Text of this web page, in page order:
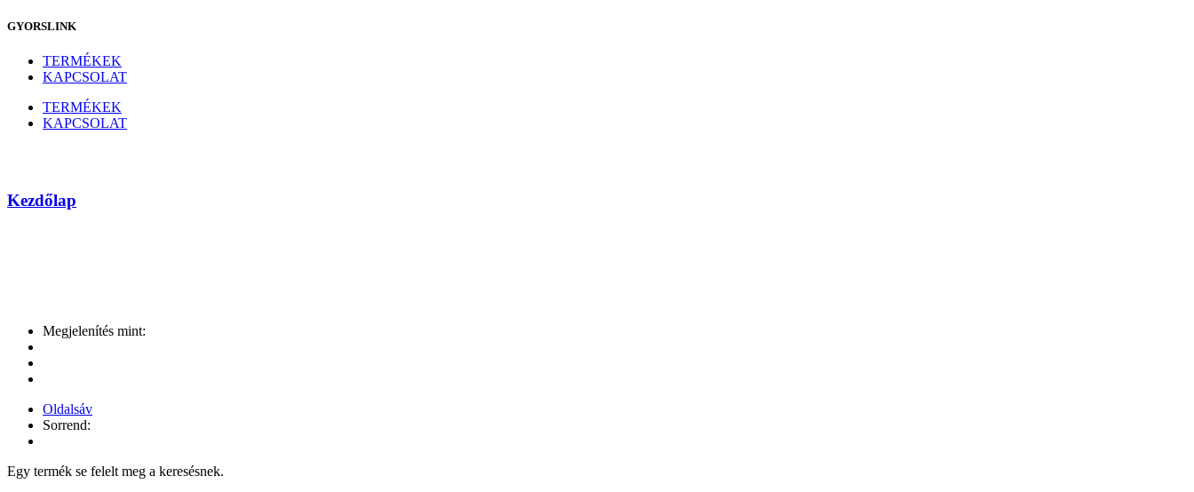
GYORSLINK
TERMÉKEK
KAPCSOLAT
TERMÉKEK
KAPCSOLAT
Kezdőlap
Megjelenítés mint:
Oldalsáv
Sorrend:
Egy termék se felelt meg a keresésnek.